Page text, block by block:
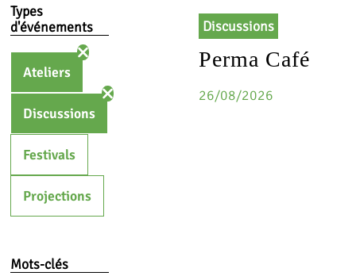
Types
d'événements
Ateliers
Discussions
Festivals
Projections
Mots-clés
Discussions
Perma Café
26/08/2026